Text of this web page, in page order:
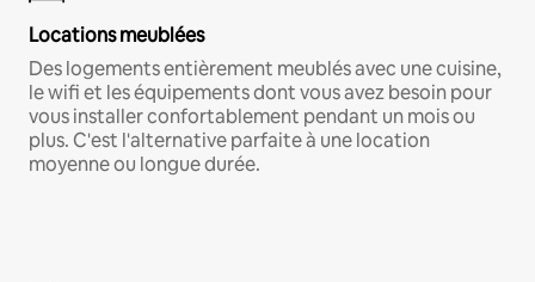
Locations meublées
Des logements entièrement meublés avec une cuisine,
le wifi et les équipements dont vous avez besoin pour
vous installer confortablement pendant un mois ou
plus. C'est l'alternative parfaite à une location
moyenne ou longue durée.